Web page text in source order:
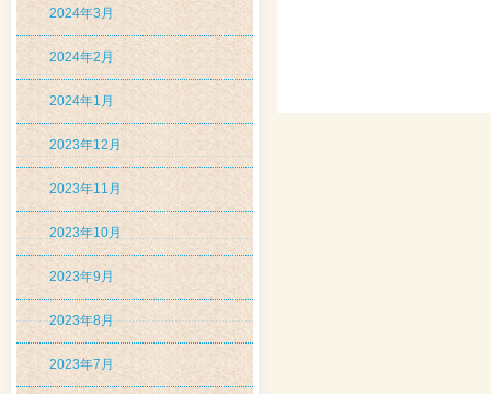
2024年3月
2024年2月
2024年1月
2023年12月
2023年11月
2023年10月
2023年9月
2023年8月
2023年7月